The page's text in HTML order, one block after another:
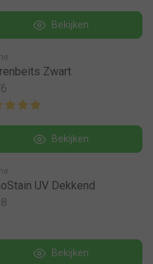
Bekijken
Zwart
Bekijken
UV Dekkend
Bekijken